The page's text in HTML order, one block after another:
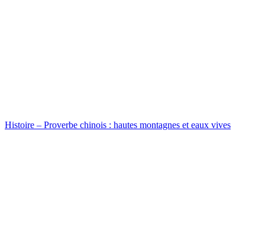
Histoire – Proverbe chinois : hautes montagnes et eaux vives